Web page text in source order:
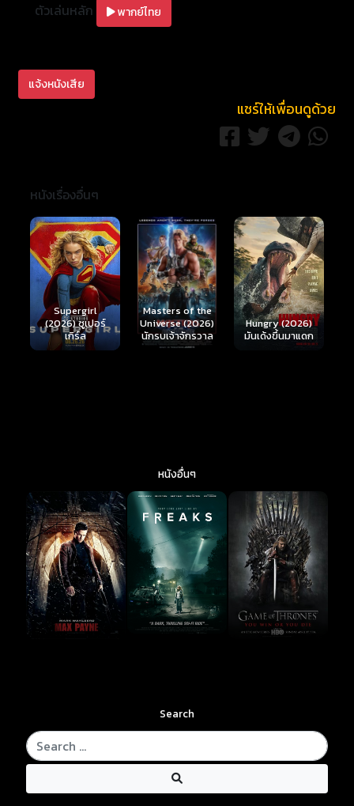
ตัวเล่นหลัก พากย์ไทย
แจ้งหนังเสีย
แชร์ให้เพื่อนดูด้วย
หนังเรื่องอื่นๆ
Masters of the
Universe (2026)
นักรบเจ้าจักรวาล
Hungry (2026)
มันเด้งขึ้นมาแดก
Ready or Not 2:
Here I Come
(2026) เกมพร้อม
ตาย 2
หนังอื่นๆ
Search